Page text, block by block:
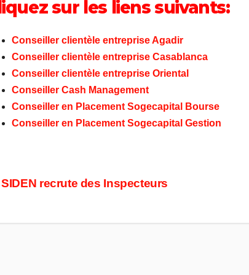
sur les liens suivants:
Conseiller clientèle entreprise Agadir
Conseiller clientèle entreprise Casablanca
Conseiller clientèle entreprise Oriental
Conseiller Cash Management
Conseiller en Placement Sogecapital Bourse
Conseiller en Placement Sogecapital Gestion
SIDEN recrute des Inspecteurs